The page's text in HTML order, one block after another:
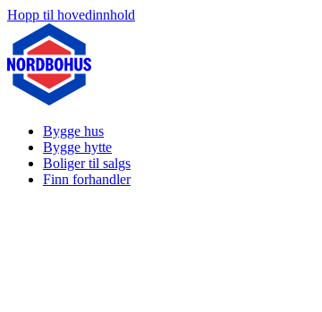
Hopp til hovedinnhold
Bygge hus
Bygge hytte
Boliger til salgs
Finn forhandler